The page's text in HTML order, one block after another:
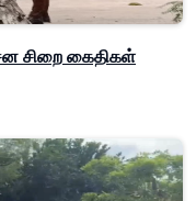
சிறை கைதிகள்